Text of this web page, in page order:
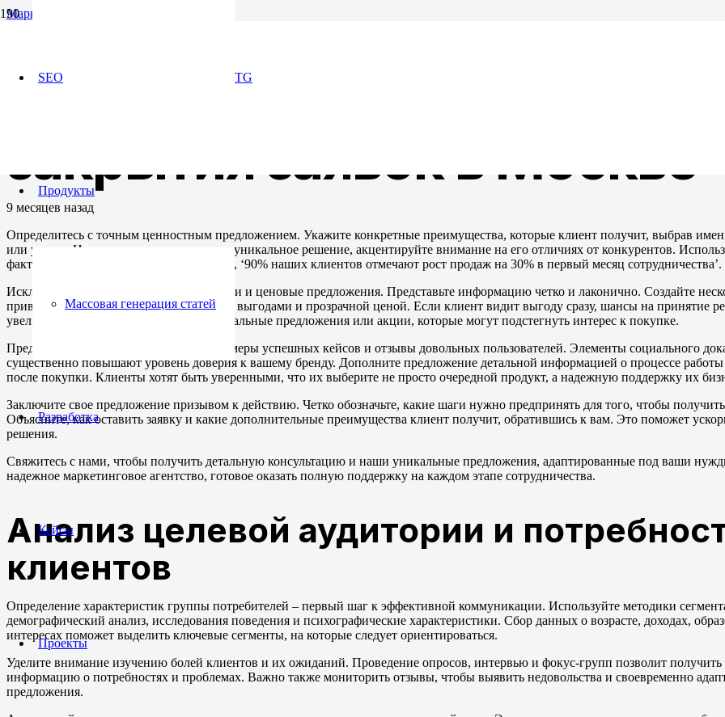
SEO
Продукты
Массовая генерация статей
Разработка
Кейсы
Проекты
TG
Маркетинг
Как упаковать оффер для
закрытия заявок в Москве
9 месяцев назад
Определитесь с точным ценностным предложением. Укажите конкретные преимущества, которые клиент получит, выбрав
или услугу. Например, если предлагаете уникальное решение, акцентируйте внимание на его отличиях от конкурентов.
факты – это повысит доверие. Например, ‘90% наших клиентов отмечают рост продаж на 30% в первый месяц сотрудничества’.
Исключите неоднозначные формулировки и ценовые предложения. Представьте информацию четко и лаконично. Создайте
привлекательных пакетов с очевидными выгодами и прозрачной ценой. Если клиент видит выгоду сразу, шансы на принятие
увеличиваются. Не забывайте про специальные предложения или акции, которые могут подстегнуть интерес к покупке.
Предоставьте возможным клиентам примеры успешных кейсов и отзывы довольных пользователей. Элементы социального
существенно повышают уровень доверия к вашему бренду. Дополните предложение детальной информацией о процессе
после покупки. Клиенты хотят быть уверенными, что их выберите не просто очередной продукт, а надежную поддержку их
Заключите свое предложение призывом к действию. Четко обозначьте, какие шаги нужно предпринять для того, чтобы
Объясните, как оставить заявку и какие дополнительные преимущества клиент получит, обратившись к вам. Это поможет
решения.
Свяжитесь с нами, чтобы получить детальную консультацию и наши уникальные предложения, адаптированные под ваши
надежное маркетинговое агентство, готовое оказать полную поддержку на каждом этапе сотрудничества.
Анализ целевой аудитории и
клиентов
Определение характеристик группы потребителей – первый шаг к эффективной коммуникации. Используйте методики
демографический анализ, исследования поведения и психографические характеристики. Сбор данных о возрасте, доходах,
интересах поможет выделить ключевые сегменты, на которые следует ориентироваться.
Уделите внимание изучению болей клиентов и их ожиданий. Проведение опросов, интервью и фокус-групп позволит
информацию о потребностях и проблемах. Важно также мониторить отзывы, чтобы выявить недовольства и своевременно
предложения.